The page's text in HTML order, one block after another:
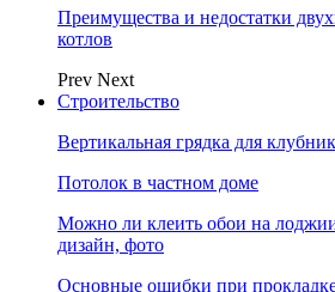
Преимущества и недостатки
котлов
Prev Next
Строительство
Вертикальная грядка для
Потолок в частном доме
Можно ли клеить обои на
дизайн, фото
Основные ошибки при